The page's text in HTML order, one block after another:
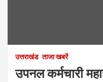
उत्तराखंड ताजा खबरें
उपनल कर्मचारी